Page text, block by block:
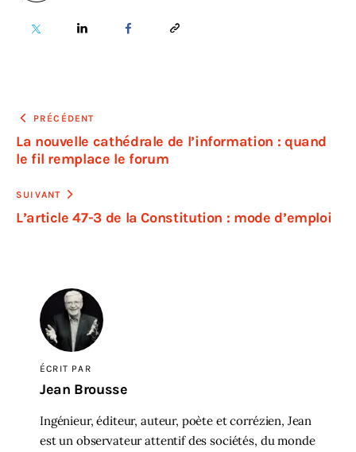
PRÉCÉDENT
La nouvelle cathédrale de l’information : quand
le fil remplace le forum
SUIVANT
L’article 47-3 de la Constitution : mode d’emploi
ÉCRIT PAR
Jean Brousse
Ingénieur, éditeur, auteur, poète et corrézien, Jean
est un observateur attentif des sociétés, du monde